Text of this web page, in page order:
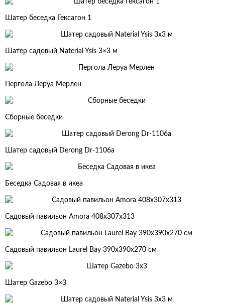
Шатер беседка Гексагон 1
Шатер садовый Naterial Ysis 3×3 м
Пергола Леруа Мерлен
Сборные беседки
Шатер садовый Derong Dr-1106a
Беседка Садовая в икеа
Садовый павильон Amora 408х307х313
Садовый павильон Laurel Bay 390х390х270 см
Шатер Gazebo 3×3